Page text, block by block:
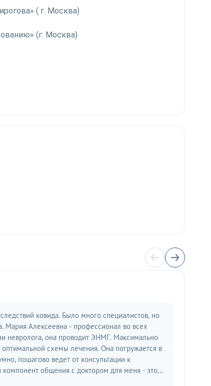
( г. Москва)
(г. Москва)
ковида. Было много специалистов, но
Мария Алексеевна - профессионал во всех
невролога, она проводит ЭНМГ. Максимально
схемы лечения. Она погружается в
пошагово ведет от консультации к
компонент общения с доктором для меня - это
Выражаю доктору признательность за все!